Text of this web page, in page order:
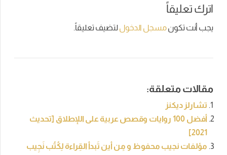
اترك تعليقاً
يجب أنت تكونمسجل الدخوللتضيف تعليقاً.
مقالات متعلقة:
تشارلز ديكنز
أفضل 100 روايات وقصص عربية على اللإطلاق [تحديث
2021]
مؤلفات نجيب محفوظ و مِن أين تَبدأ القِراءة لِكُتُب نَجِيب